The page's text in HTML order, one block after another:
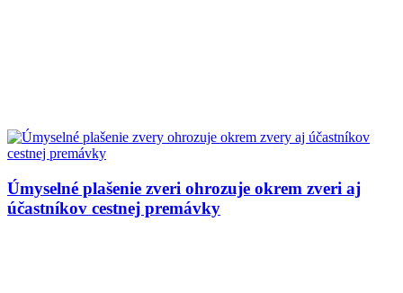
Úmyselné plašenie zveri ohrozuje okrem zveri aj
účastníkov cestnej premávky